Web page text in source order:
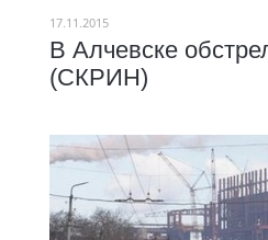
17.11.2015
В Алчевске
(СКРИН)